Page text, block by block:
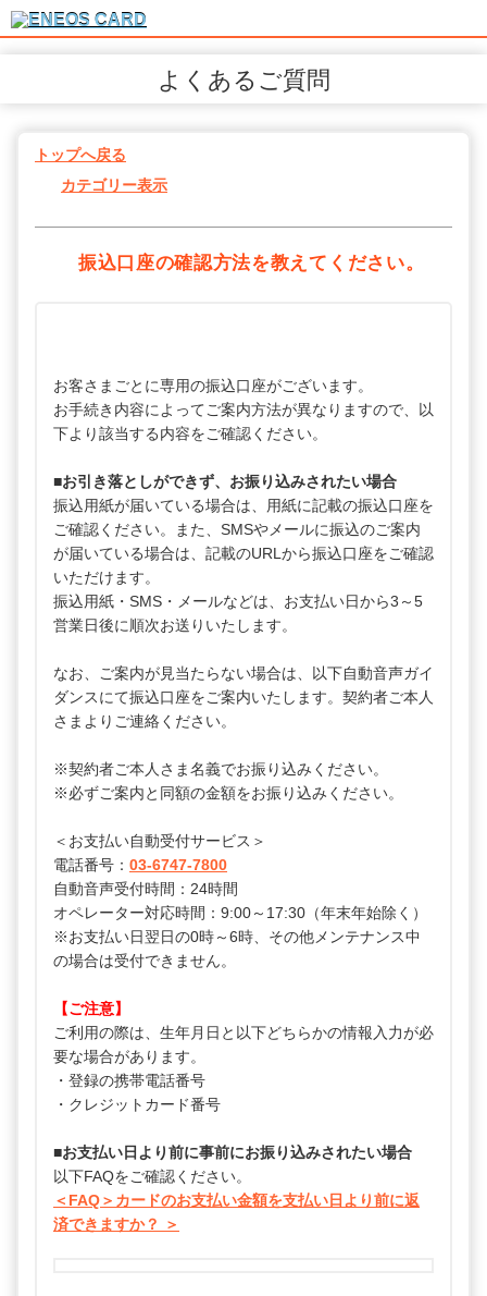
よくあるご質問
トップへ戻る
カテゴリー表示
振込口座の確認方法を教えてください。
お客さまごとに専用の振込口座がございます。
お手続き内容によってご案内方法が異なりますので、以
下より該当する内容をご確認ください。
■お引き落としができず、お振り込みされたい場合
振込用紙が届いている場合は、用紙に記載の振込口座を
ご確認ください。また、SMSやメールに振込のご案内
が届いている場合は、記載のURLから振込口座をご確認
いただけます。
振込用紙・SMS・メールなどは、お支払い日から3～5
営業日後に順次お送りいたします。
なお、ご案内が見当たらない場合は、以下自動音声ガイ
ダンスにて振込口座をご案内いたします。契約者ご本人
さまよりご連絡ください。
※契約者ご本人さま名義でお振り込みください。
※必ずご案内と同額の金額をお振り込みください。
＜お支払い自動受付サービス＞
電話番号： 03-6747-7800
自動音声受付時間：24時間
オペレーター対応時間：9:00～17:30（年末年始除く）
※お支払い日翌日の0時～6時、その他メンテナンス中
の場合は受付できません。
【ご注意】
ご利用の際は、生年月日と以下どちらかの情報入力が必
要な場合があります。
・登録の携帯電話番号
・クレジットカード番号
■お支払い日より前に事前にお振り込みされたい場合
以下FAQをご確認ください。
＜FAQ＞カードのお支払い金額を支払い日より前に返
済できますか？ ＞